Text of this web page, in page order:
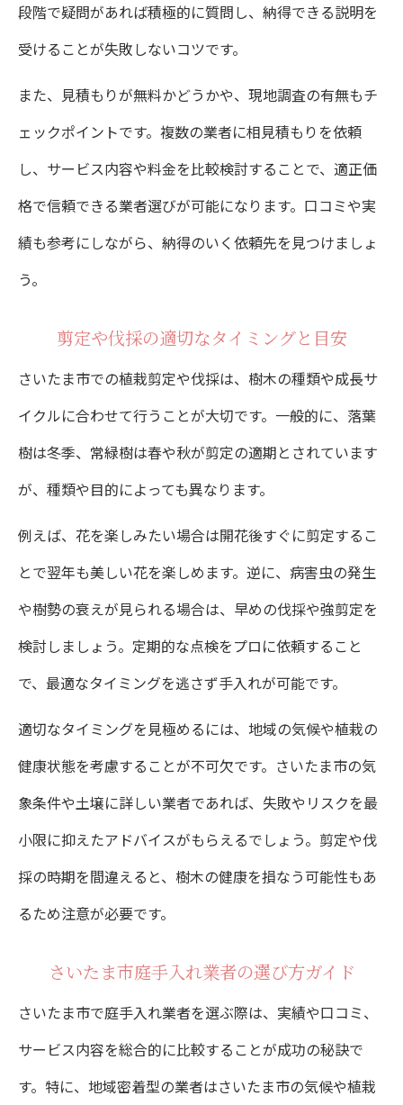
段階で疑問があれば積極的に質問し、納得できる説明を
受けることが失敗しないコツです。
また、見積もりが無料かどうかや、現地調査の有無もチ
ェックポイントです。複数の業者に相見積もりを依頼
し、サービス内容や料金を比較検討することで、適正価
格で信頼できる業者選びが可能になります。口コミや実
績も参考にしながら、納得のいく依頼先を見つけましょ
う。
剪定や伐採の適切なタイミングと目安
さいたま市での植栽剪定や伐採は、樹木の種類や成長サ
イクルに合わせて行うことが大切です。一般的に、落葉
樹は冬季、常緑樹は春や秋が剪定の適期とされています
が、種類や目的によっても異なります。
例えば、花を楽しみたい場合は開花後すぐに剪定するこ
とで翌年も美しい花を楽しめます。逆に、病害虫の発生
や樹勢の衰えが見られる場合は、早めの伐採や強剪定を
検討しましょう。定期的な点検をプロに依頼すること
で、最適なタイミングを逃さず手入れが可能です。
適切なタイミングを見極めるには、地域の気候や植栽の
健康状態を考慮することが不可欠です。さいたま市の気
象条件や土壌に詳しい業者であれば、失敗やリスクを最
小限に抑えたアドバイスがもらえるでしょう。剪定や伐
採の時期を間違えると、樹木の健康を損なう可能性もあ
るため注意が必要です。
さいたま市庭手入れ業者の選び方ガイド
さいたま市で庭手入れ業者を選ぶ際は、実績や口コミ、
サービス内容を総合的に比較することが成功の秘訣で
す。特に、地域密着型の業者はさいたま市の気候や植栽